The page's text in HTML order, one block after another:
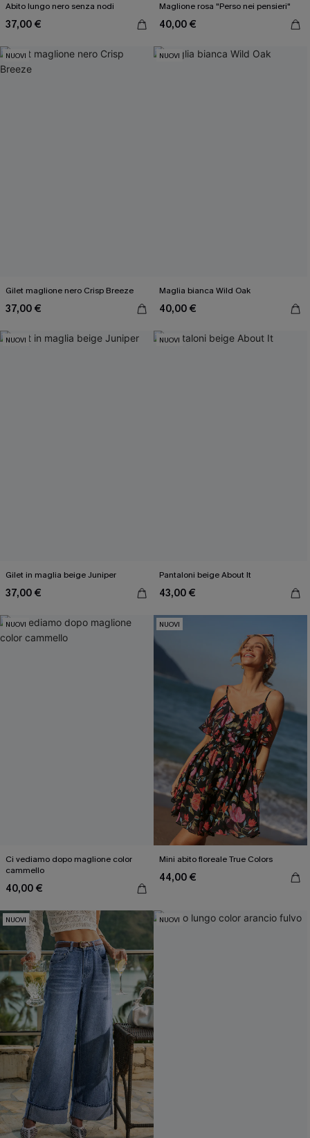
Abito lungo nero senza nodi
37,00 €
Maglione rosa "Perso nei pensieri"
40,00 €
NUOVI
Gilet maglione nero Crisp Breeze
37,00 €
NUOVI
Maglia bianca Wild Oak
40,00 €
NUOVI
Gilet in maglia beige Juniper
37,00 €
NUOVI
Pantaloni beige About It
43,00 €
NUOVI
Ci vediamo dopo maglione color
cammello
40,00 €
NUOVI
Mini abito floreale True Colors
44,00 €
NUOVI NUOVI